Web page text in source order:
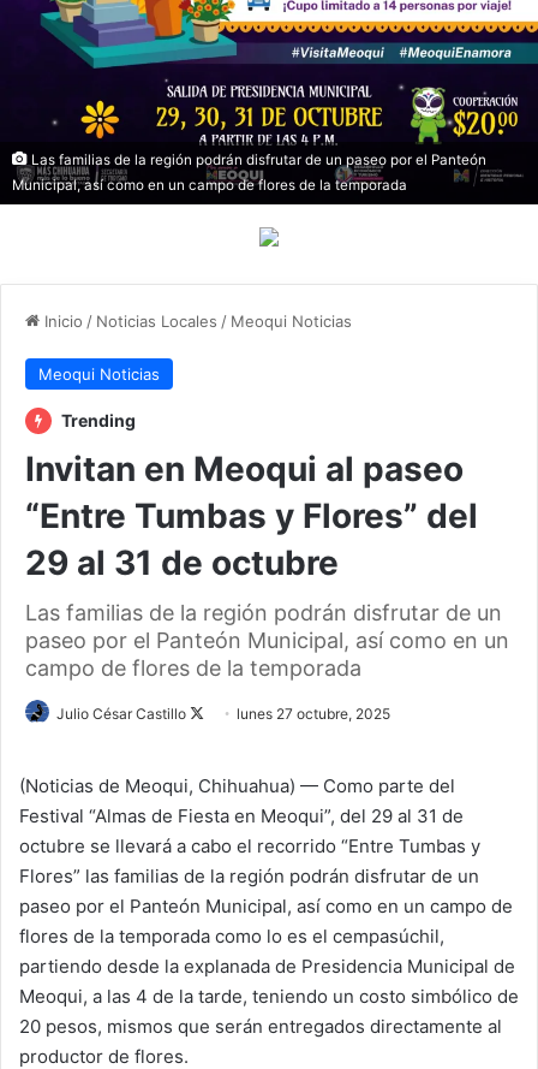
Las familias de la región podrán disfrutar de un paseo por el Panteón
Municipal, así como en un campo de flores de la temporada
Inicio / Noticias Locales / Meoqui Noticias
Meoqui Noticias
Trending
Invitan en Meoqui al paseo
“Entre Tumbas y Flores” del
29 al 31 de octubre
Las familias de la región podrán disfrutar de un
paseo por el Panteón Municipal, así como en un
campo de flores de la temporada
Julio César Castillo
o
w
o
n
X
lunes 27 octubre, 2025
(Noticias de Meoqui, Chihuahua) — Como parte del
Festival “Almas de Fiesta en Meoqui”, del 29 al 31 de
octubre se llevará a cabo el recorrido “Entre Tumbas y
Flores” las familias de la región podrán disfrutar de un
paseo por el Panteón Municipal, así como en un campo de
flores de la temporada como lo es el cempasúchil,
partiendo desde la explanada de Presidencia Municipal de
Meoqui, a las 4 de la tarde, teniendo un costo simbólico de
20 pesos, mismos que serán entregados directamente al
productor de flores.